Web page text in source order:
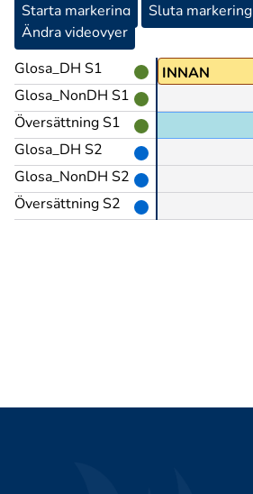
Starta markering Sluta markering
Ändra videovyer
Glosa_DH S1
Glosa_NonDH S1
Översättning S1
Glosa_DH S2
Glosa_NonDH S2
Översättning S2
PRO1 INNAN